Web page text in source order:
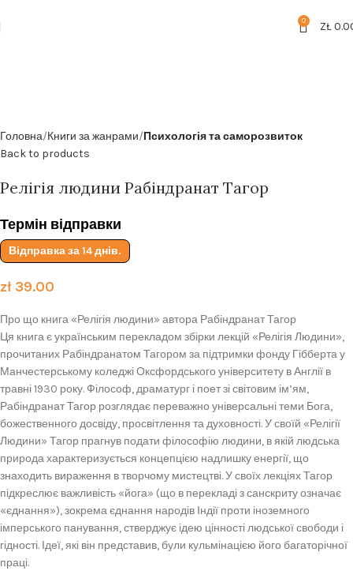
0 ZŁ
Головна Книги за жанрами Психологія та саморозвиток
Back to products
Релігія людини Рабіндранат Тагор
Термін відправки
Відправка за 14 днів.
zł39.00
Про що книга «Релігія людини» автора Рабіндранат Тагор
Ця книга є українським перекладом збірки лекцій «Релігія Людини»,
прочитаних Рабіндранатом Тагором за підтримки фонду Гібберта у
Манчестерському коледжі Оксфордського університету в Англії в
травні 1930 року. Філософ, драматург і поет зі світовим ім’ям,
Рабіндранат Тагор розглядає переважно універсальні теми Бога,
божественного досвіду, просвітлення та духовності. У своїй «Релігії
Людини» Тагор прагнув подати філософію людини, в якій людська
природа характеризується концепцією надлишку енергії, що
знаходить вираження в творчому мистецтві. У своїх лекціях Тагор
підкреслює важливість «йога» (що в перекладі з санскриту означає
«єднання»), зокрема єднання народів Індії проти іноземного
імперського панування, стверджує ідею цінності людської свободи і
гідності. Ідеї, які він представив, були кульмінацією його багаторічної
праці.